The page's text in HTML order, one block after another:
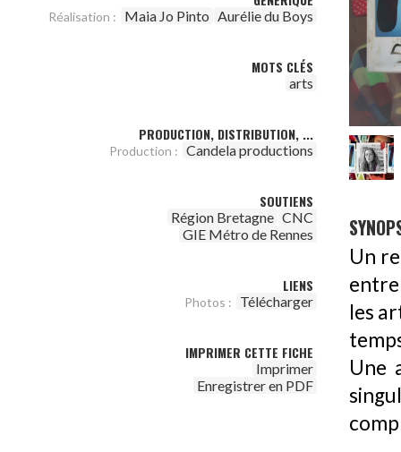
Réalisation : Maia Jo Pinto Aurélie du Boys
MOTS CLÉS
arts
PRODUCTION, DISTRIBUTION, ...
Production : Candela productions
SOUTIENS
Région Bretagne CNC
GIE Métro de Rennes
LIENS
Photos : Télécharger
IMPRIMER CETTE FICHE
Imprimer
Enregistrer en PDF
Un
les
Une